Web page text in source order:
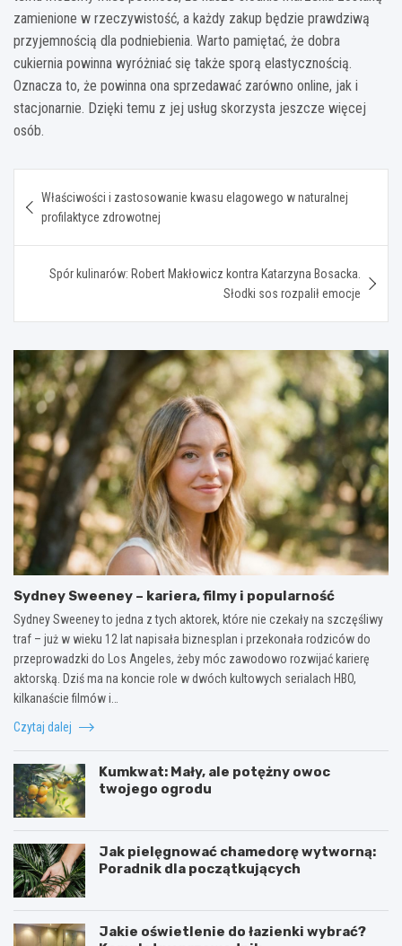
zamienione w rzeczywistość, a każdy zakup będzie prawdziwą
przyjemnością dla podniebienia. Warto pamiętać, że dobra
cukiernia powinna wyróżniać się także sporą elastycznością.
Oznacza to, że powinna ona sprzedawać zarówno online, jak i
stacjonarnie. Dzięki temu z jej usług skorzysta jeszcze więcej
osób.
wpisu
Właściwości i zastosowanie kwasu elagowego w naturalnej
profilaktyce zdrowotnej
Spór kulinarów: Robert Makłowicz kontra Katarzyna Bosacka.
Słodki sos rozpalił emocje
Sydney Sweeney – kariera, filmy i popularność
Sydney Sweeney to jedna z tych aktorek, które nie czekały na szczęśliwy
traf – już w wieku 12 lat napisała biznesplan i przekonała rodziców do
przeprowadzki do Los Angeles, żeby móc zawodowo rozwijać karierę
aktorską. Dziś ma na koncie role w dwóch kultowych serialach HBO,
kilkanaście filmów i…
Czytaj dalej
Kumkwat: Mały, ale potężny owoc
twojego ogrodu
Jak pielęgnować chamedorę wytworną:
Poradnik dla początkujących
Jakie oświetlenie do łazienki wybrać?